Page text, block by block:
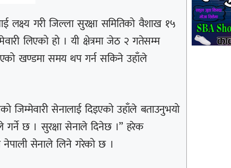
लक्ष्य गरी जिल्ला सुरक्षा समितिको वैशाख १५
लिएको हो । यी क्षेत्रमा जेठ २ गतेसम्म
खण्डमा समय थप गर्न सकिने उहाँले
जिम्मेवारी सेनालाई दिइएको उहाँले बताउनुभयो
गर्ने छ । सुरक्षा सेनाले दिनेछ ।” हरेक
नेपाली सेनाले लिने गरेको छ ।